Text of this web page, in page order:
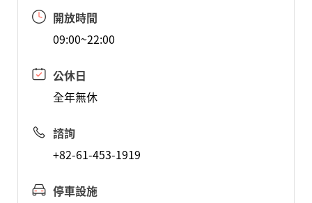
開放時間
09:00~22:00
公休日
全年無休
諮詢
+82-61-453-1919
停車設施